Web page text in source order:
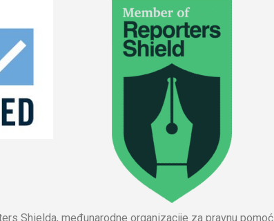
Shielda, međunarodne organizacije za pravnu pomoć